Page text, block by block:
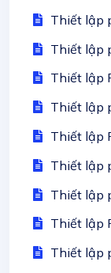
Thiết lập
Thiết lập
Thiết lập
Thiết lập
Thiết lập
Thiết lập
Thiết lập
Thiết lập
Thiết lập